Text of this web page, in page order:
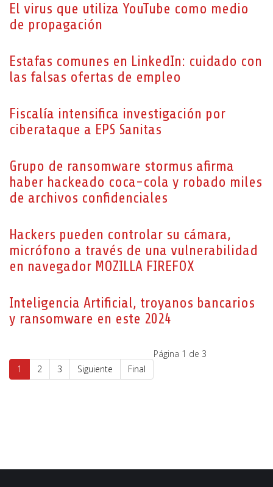
El virus que utiliza YouTube como medio
de propagación
Estafas comunes en LinkedIn: cuidado con
las falsas ofertas de empleo
Fiscalía intensifica investigación por
ciberataque a EPS Sanitas
Grupo de ransomware stormus afirma
haber hackeado coca-cola y robado miles
de archivos confidenciales
Hackers pueden controlar su cámara,
micrófono a través de una vulnerabilidad
en navegador MOZILLA FIREFOX
Inteligencia Artificial, troyanos bancarios
y ransomware en este 2024
Página 1 de 3
1
2 3 Siguiente Final